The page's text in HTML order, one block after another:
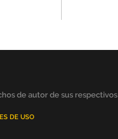
de autor de sus respectivos
DE USO